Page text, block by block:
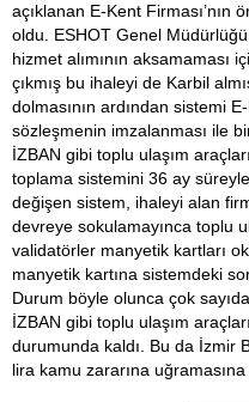
açıklanan E-Kent Firması’nın
oldu. ESHOT Genel
hizmet alımının aksamaması
çıkmış bu ihaleyi de Karbil
dolmasının ardından sistemi
sözleşmenin imzalanması ile
İZBAN gibi toplu ulaşım
toplama sistemini 36 ay süreyle
değişen sistem, ihaleyi alan
devreye sokulamayınca toplu
validatörler manyetik kartları
manyetik kartına sistemdeki
Durum böyle olunca çok
İZBAN gibi toplu ulaşım
durumunda kaldı. Bu da İzmir
lira kamu zararına